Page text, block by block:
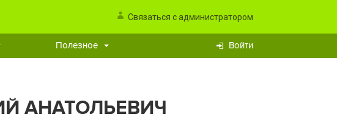
Связаться с администратором
Полезное Войти
АНАТОЛЬЕВИЧ